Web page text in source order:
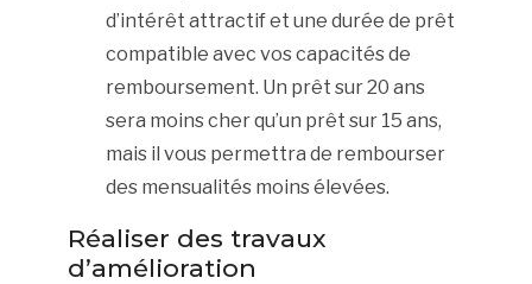
d’intérêt attractif et une durée de prêt
compatible avec vos capacités de
remboursement. Un prêt sur 20 ans
sera moins cher qu’un prêt sur 15 ans,
mais il vous permettra de rembourser
des mensualités moins élevées.
Réaliser des travaux
d’amélioration